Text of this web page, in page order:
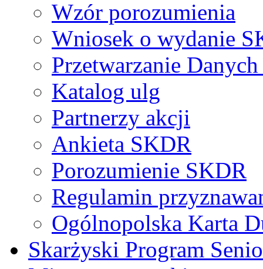
Wzór porozumienia
Wniosek o wydanie
Przetwarzanie
Katalog ulg
Partnerzy akcji
Ankieta SKDR
Porozumienie SKDR
Regulamin
Ogólnopolska Karta
Skarżyski Program